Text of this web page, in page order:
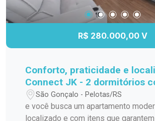
R$ 280.000,00 V
Conforto, praticidade e
Connect JK - 2 dormitórios
privativa!
São Gonçalo - Pelotas/RS
e você busca um apartamento
localizado e com itens que